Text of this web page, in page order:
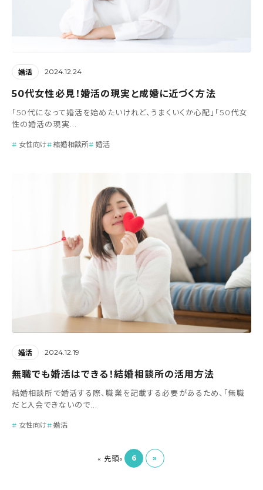
婚活 2024.12.24
50代女性必見！婚活の現実と成婚に近づく方法
「50代になって婚活を始めたいけれど、うまくいくか心配」「50代女
性の婚活の現実...
女性向け 結婚相談所 婚活
婚活 2024.12.19
無職でも婚活はできる！結婚相談所の活用方法
結婚相談所で婚活する際、職業を記載する必要があるため、「無職
だと入会できないので...
女性向け 婚活
« 先頭« 6 »